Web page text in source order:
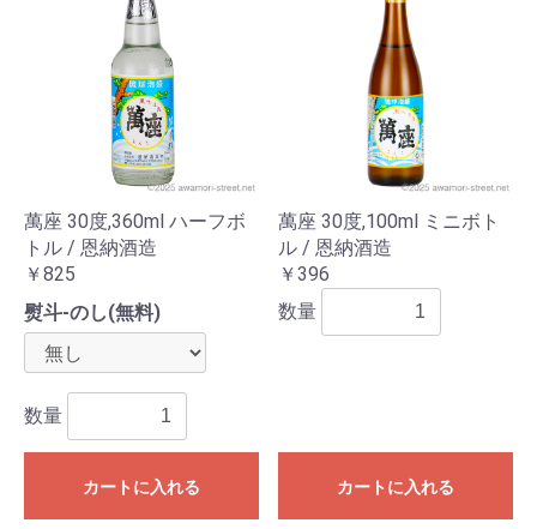
萬座 30度,360ml ハーフボ
トル / 恩納酒造
￥825
熨斗-のし(無料)
数量
カートに入れる
萬座 30度,100ml ミニボト
ル / 恩納酒造
￥396
数量
カートに入れる